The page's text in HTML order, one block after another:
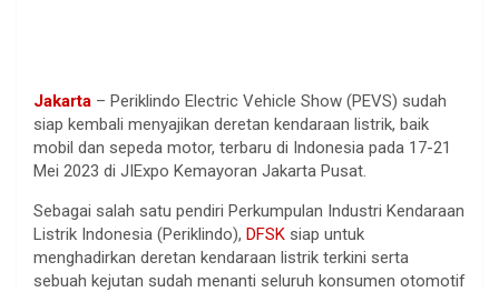
Jakarta – Periklindo Electric Vehicle Show (PEVS) sudah
siap kembali menyajikan deretan kendaraan listrik, baik
mobil dan sepeda motor, terbaru di Indonesia pada 17-21
Mei 2023 di JIExpo Kemayoran Jakarta Pusat.
Sebagai salah satu pendiri Perkumpulan Industri Kendaraan
Listrik Indonesia (Periklindo), DFSK siap untuk
menghadirkan deretan kendaraan listrik terkini serta
sebuah kejutan sudah menanti seluruh konsumen otomotif